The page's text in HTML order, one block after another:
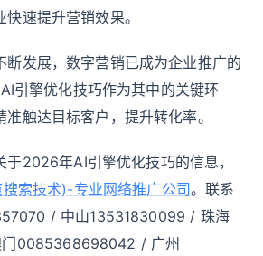
速提升营销效果。
断发展，数字营销已成为企业推广的
引擎优化技巧作为其中的关键环
触达目标客户，提升转化率。
2026年AI引擎优化技巧的信息，
索技术)-专业网络推广公司。联系
/ 中山13531830099 / 珠海
0085368698042 / 广州